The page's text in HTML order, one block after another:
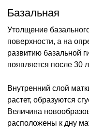
Базальная
Утолщение
поверхности, а на
развитию базальной
появляется после 30
Внутренний слой
растет, образуются
Величина
расположены к дну